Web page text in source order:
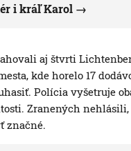
i kráľ Karol
aj štvrti
kde horelo 17
Polícia vyšetruje
Zranených
značné.